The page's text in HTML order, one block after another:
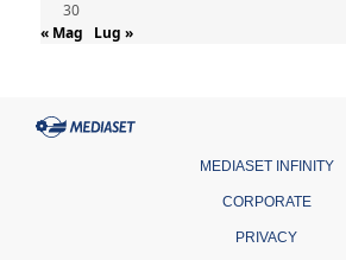
30
« Mag
Lug »
MEDIASET INFINITY
CORPORATE
PRIVACY